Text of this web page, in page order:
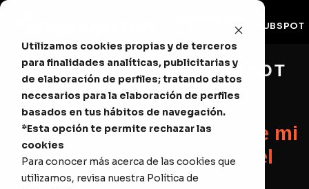
Utilizamos cookies propias y de terceros
para finalidades analíticas, publicitarias y
de elaboración de perfiles; tratando datos
necesarios para la elaboración de perfiles
basados en tus hábitos de navegación.
*Esta opción te permite rechazar las
cookies
Para conocer más acerca de las cookies que
utilizamos, revisa nuestra Política de
HUBSPOT
VIDEOTUTORIAL HUBSPOT
¿Cómo crear un reporte de mi
pipeline de ventas con el
generador de informes